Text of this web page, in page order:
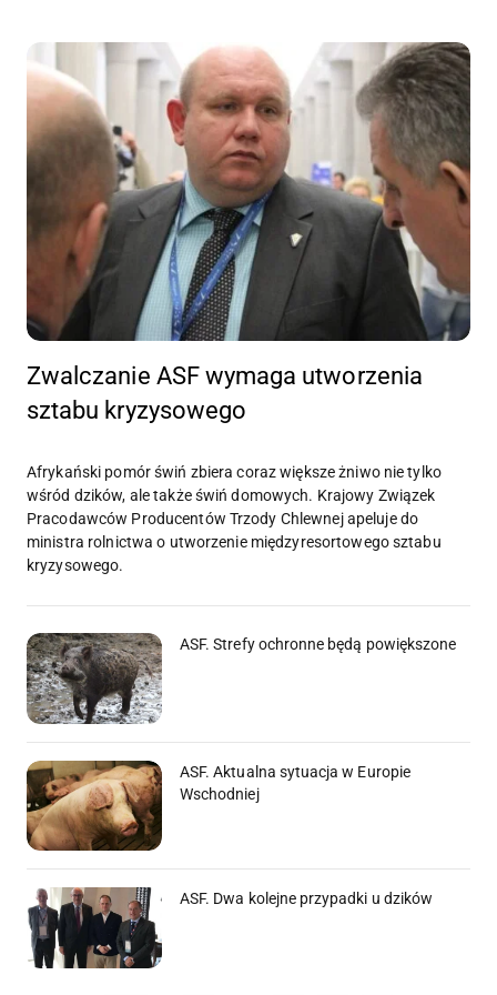
Zwalczanie ASF wymaga utworzenia
sztabu kryzysowego
Afrykański pomór świń zbiera coraz większe żniwo nie tylko
wśród dzików, ale także świń domowych. Krajowy Związek
Pracodawców Producentów Trzody Chlewnej apeluje do
ministra rolnictwa o utworzenie międzyresortowego sztabu
kryzysowego.
ASF. Strefy ochronne będą powiększone
ASF. Aktualna sytuacja w Europie
Wschodniej
ASF. Dwa kolejne przypadki u dzików